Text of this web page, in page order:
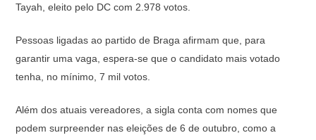
Tayah, eleito pelo DC com 2.978 votos.
Pessoas ligadas ao partido de Braga afirmam que, para
garantir uma vaga, espera-se que o candidato mais votado
tenha, no mínimo, 7 mil votos.
Além dos atuais vereadores, a sigla conta com nomes que
podem surpreender nas eleições de 6 de outubro, como a